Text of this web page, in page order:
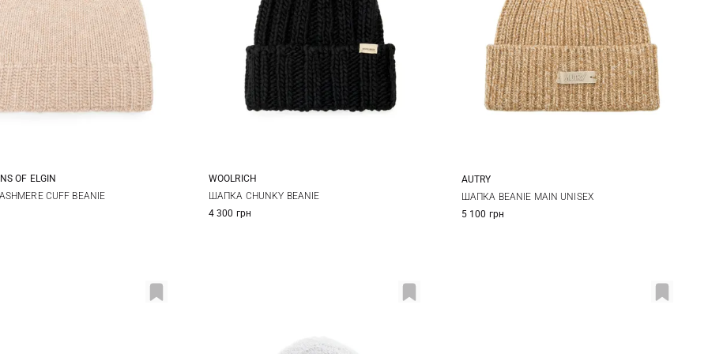
One size
OF ELGIN
CUFF BEANIE
S M
WOOLRICH
ШАПКА CHUNKY BEANIE
4 300 грн
One size
AUTRY
ШАПКА BEANIE MAIN UNISEX
5 100 грн